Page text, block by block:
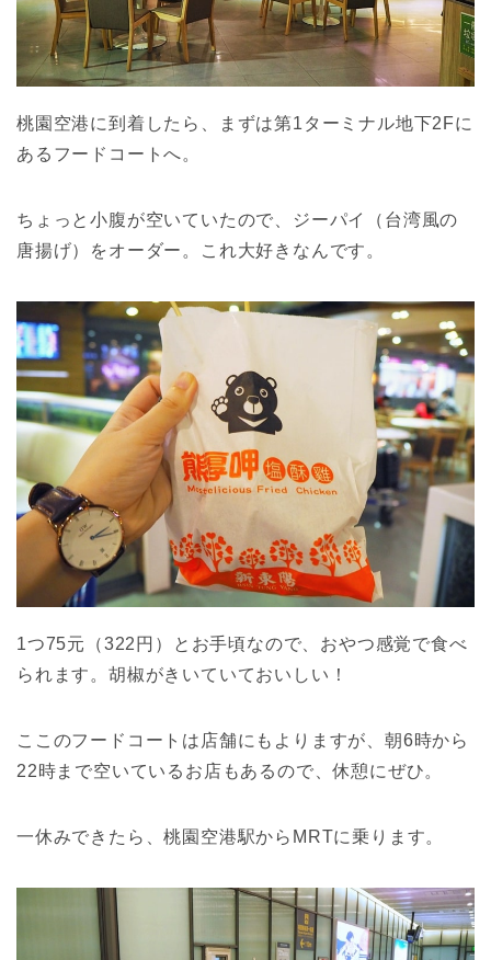
桃園空港に到着したら、まずは第1ターミナル地下2Fに
あるフードコートへ。
ちょっと小腹が空いていたので、ジーパイ（台湾風の
唐揚げ）をオーダー。これ大好きなんです。
1つ75元（322円）とお手頃なので、おやつ感覚で食べ
られます。胡椒がきいていておいしい！
ここのフードコートは店舗にもよりますが、朝6時から
22時まで空いているお店もあるので、休憩にぜひ。
一休みできたら、桃園空港駅からMRTに乗ります。